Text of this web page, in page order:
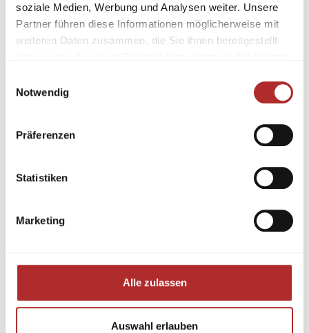
soziale Medien, Werbung und Analysen weiter. Unsere
Partner führen diese Informationen möglicherweise mit
weiteren Daten zusammen, die Sie ihnen bereitgestellt
Notwendig
Präferenzen
Statistiken
Marketing
Alle zulassen
Auswahl erlauben